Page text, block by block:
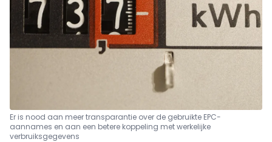
Er is nood aan meer transparantie over de gebruikte EPC-
aannames en aan een betere koppeling met werkelijke
verbruiksgegevens